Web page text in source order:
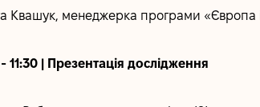
Квашук, менеджерка програми «Європа
- 11:30 | Презентація дослідження